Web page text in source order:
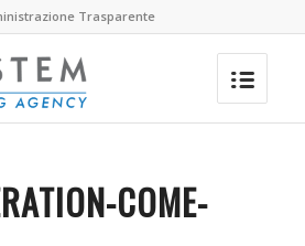
Trasparente
COME-